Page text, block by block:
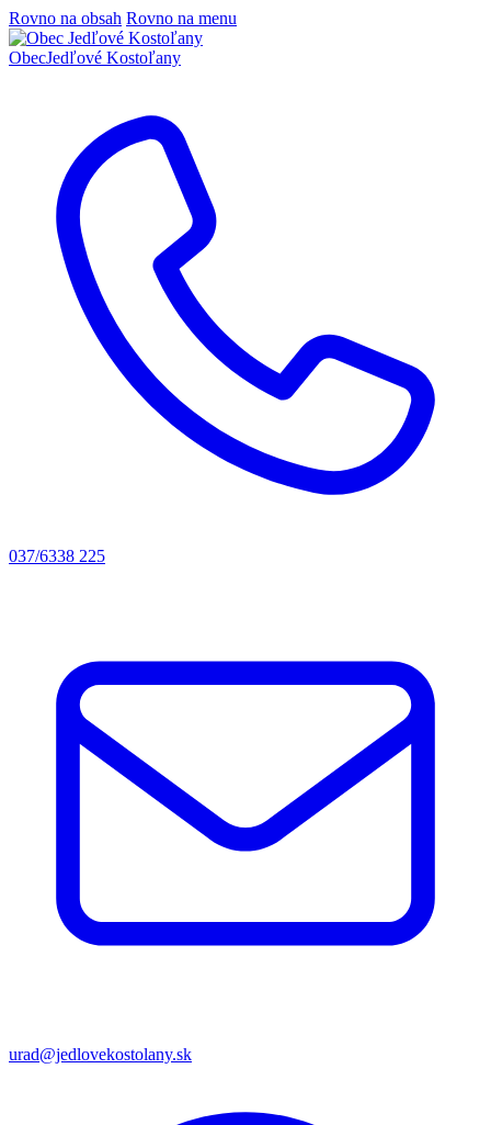
Rovno na obsah Rovno na menu
ObecJedľové Kostoľany
037/6338 225
urad@jedlovekostolany.sk